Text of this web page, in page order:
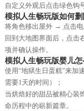
自定义外观后点击绿色钩
模拟人生畅玩版如何
将角色移出屋外 → 点击电
回到大地图界面后，点击
项并确认操作。
模拟人生畅玩版婴儿
使用“地狱生日蛋糕”来加
需要1天的时间）；
当烘焙好的甜品被精心装
命历程中的崭新篇章。